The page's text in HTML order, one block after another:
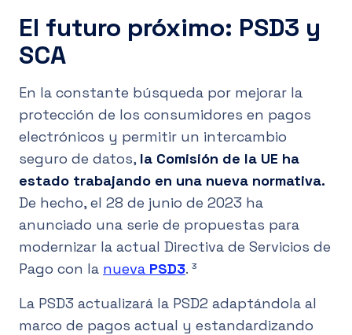
El futuro próximo: PSD3 y
SCA
En la constante búsqueda por mejorar la
protección de los consumidores en pagos
electrónicos y permitir un intercambio
seguro de datos, la Comisión de la UE ha
estado trabajando en una nueva normativa.
De hecho, el 28 de junio de 2023 ha
anunciado una serie de propuestas para
modernizar la actual Directiva de Servicios de
Pago con la nueva PSD3. ³
La PSD3 actualizará la PSD2 adaptándola al
marco de pagos actual y estandardizando